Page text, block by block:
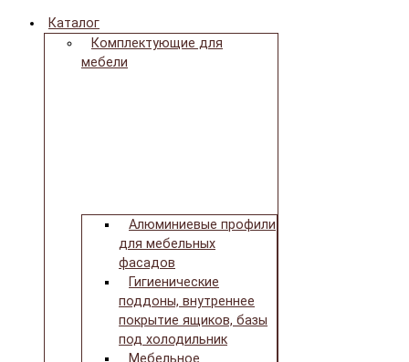
Каталог
Комплектующие для
мебели
Алюминиевые профили
для мебельных
фасадов
Гигиенические
поддоны, внутреннее
покрытие ящиков, базы
под холодильник